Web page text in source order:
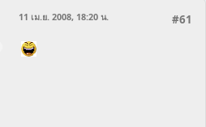
#61
11 เม.ย. 2008, 18:20 น.